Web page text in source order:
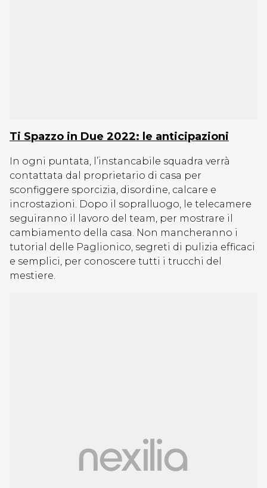
Ti Spazzo in Due 2022: le anticipazioni
In ogni puntata, l’instancabile squadra verrà
contattata dal proprietario di casa per
sconfiggere sporcizia, disordine, calcare e
incrostazioni. Dopo il sopralluogo, le telecamere
seguiranno il lavoro del team, per mostrare il
cambiamento della casa. Non mancheranno i
tutorial delle Paglionico, segreti di pulizia efficaci
e semplici, per conoscere tutti i trucchi del
mestiere.